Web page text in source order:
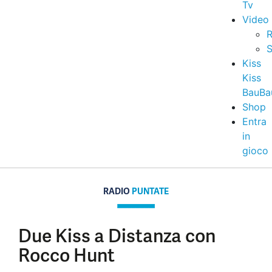
Tv
Video
Kiss
Kiss
Shop
Entra
in
gioco
RADIO PUNTATE
Due Kiss a Distanza con
Rocco Hunt